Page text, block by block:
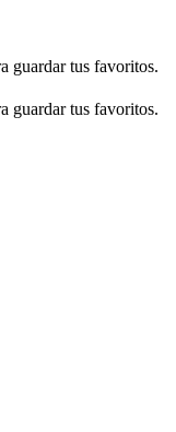
guardar tus favoritos.
guardar tus favoritos.